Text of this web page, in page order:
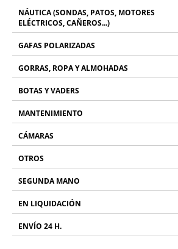
NÁUTICA (SONDAS, PATOS, MOTORES
ELÉCTRICOS, CAÑEROS...)
GAFAS POLARIZADAS
GORRAS, ROPA Y ALMOHADAS
BOTAS Y VADERS
MANTENIMIENTO
CÁMARAS
OTROS
SEGUNDA MANO
EN LIQUIDACIÓN
ENVÍO 24 H.